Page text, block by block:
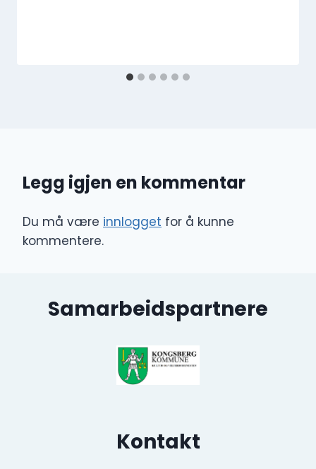
Legg igjen en kommentar
Du må være innlogget for å kunne
kommentere.
Samarbeidspartnere
Kontakt